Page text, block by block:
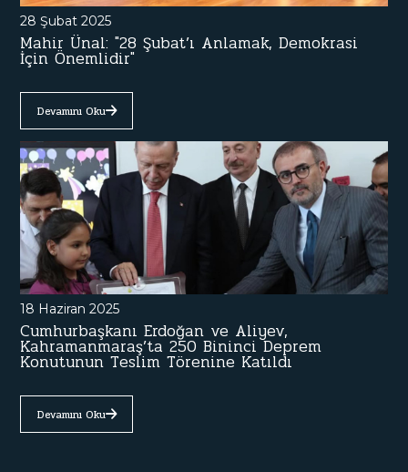
28 Şubat 2025
Mahir Ünal: "28 Şubat’ı Anlamak, Demokrasi
İçin Önemlidir"
Devamını Oku
18 Haziran 2025
Cumhurbaşkanı Erdoğan ve Aliyev,
Kahramanmaraş’ta 250 Bininci Deprem
Konutunun Teslim Törenine Katıldı
Devamını Oku